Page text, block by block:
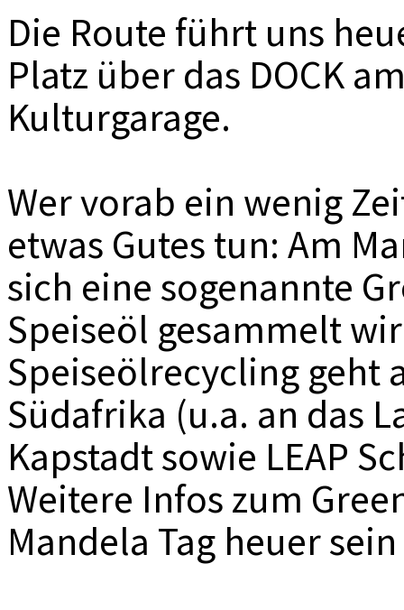
Die Route führt uns
Platz über das DOCK
Kulturgarage.
Wer vorab ein wenig
etwas Gutes tun: Am
sich eine sogenannte
Speiseöl gesammelt
Speiseölrecycling geht
Südafrika (u.a. an das
Kapstadt sowie LEAP
Weitere Infos zum
Mandela Tag heuer